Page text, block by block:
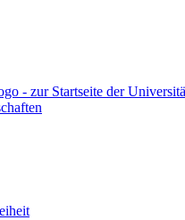
- zur Startseite der